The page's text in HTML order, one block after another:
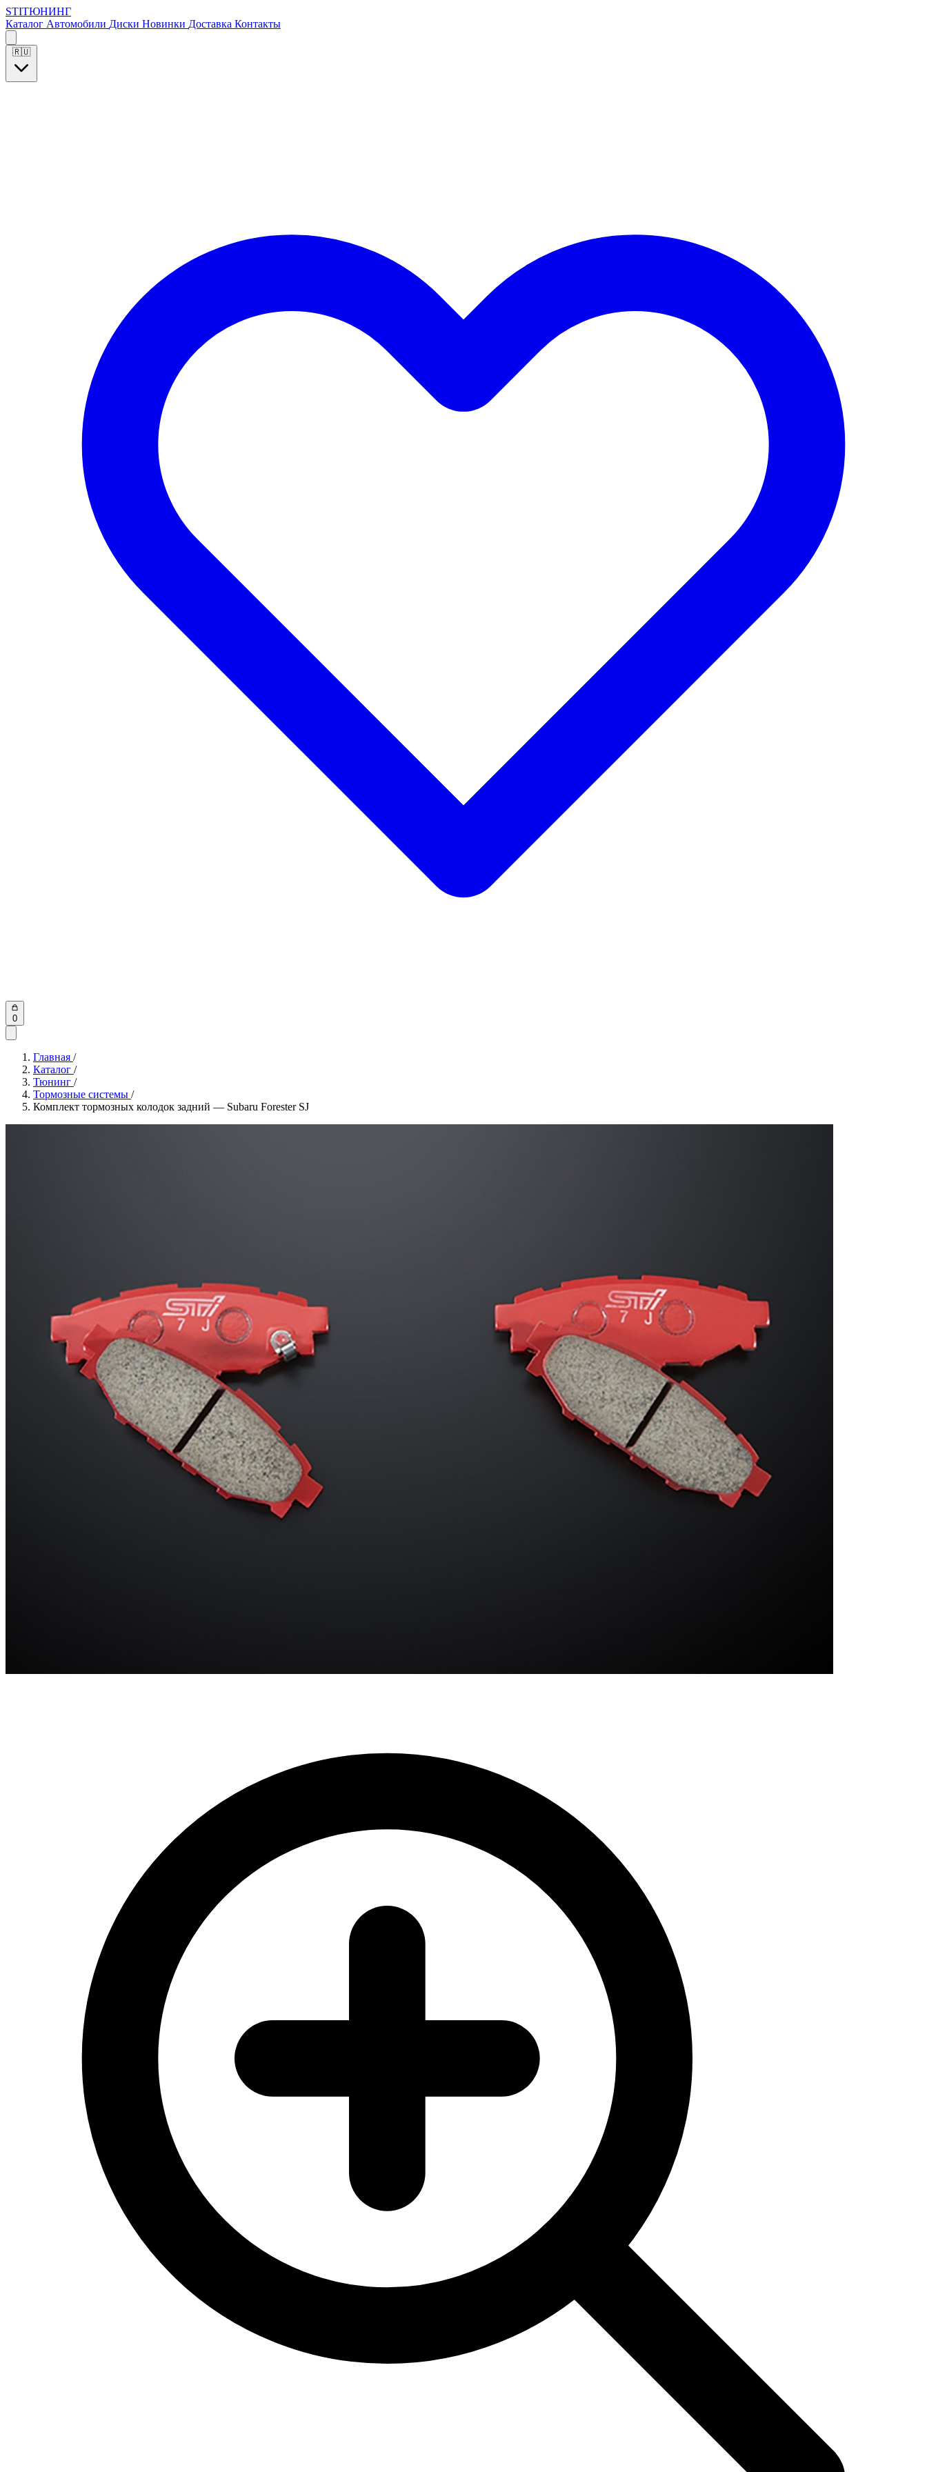
STIТЮНИНГ
Каталог Автомобили Диски Новинки Доставка Контакты
🇷🇺
0
Главная /
Каталог /
Тюнинг /
Тормозные системы /
Комплект тормозных колодок задний — Subaru Forester SJ